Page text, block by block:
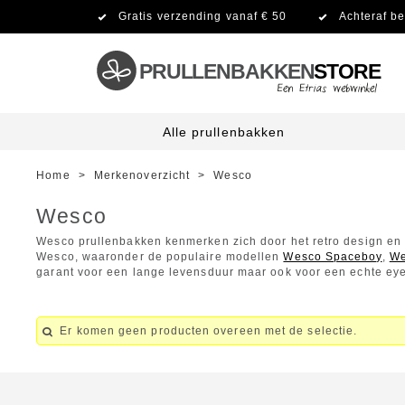
Gratis verzending vanaf € 50 Achteraf
PRULLENBAKKENSTORE
Alle prullenbakken
Home > Merkenoverzicht > Wesco
Wesco
Wesco prullenbakken kenmerken zich door het retro design
Wesco, waaronder de populaire modellenWesco Spaceboy,
garant voor een lange levensduur maar ook voor een echte
Er komen geen producten overeen met de selectie.